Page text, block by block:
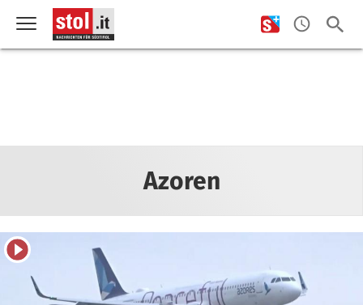
Azoren